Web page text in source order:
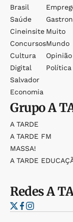
Brasil
Saúde
Cineinsite
Concursos
Cultura
Digital
Salvador
Economia
Muito
Mundo
Opinião
Política
GrupoA
A TARDE
A TARDE FM
MASSA!
A TARDE
RedesA